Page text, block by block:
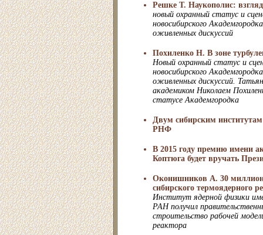
Решке Т. Наукополис:
новый охранный статус и
новосибирского
оживленных дискуссий
Похиленко Н. В зоне
Новый охранный статус и
новосибирского
оживленных дискуссий.
академиком Николаем
статусе Академгородка
Двум сибирским
РНФ
В 2015 году премию имени
Коптюга будет вручать
Оконишников А. 30
сибирского термоядерного
Институт ядерной физики
РАН получил
строительство рабочей
реактора